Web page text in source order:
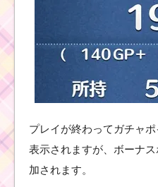
プレイが終わってガチャ
表示されますが、ボーナ
加されます。